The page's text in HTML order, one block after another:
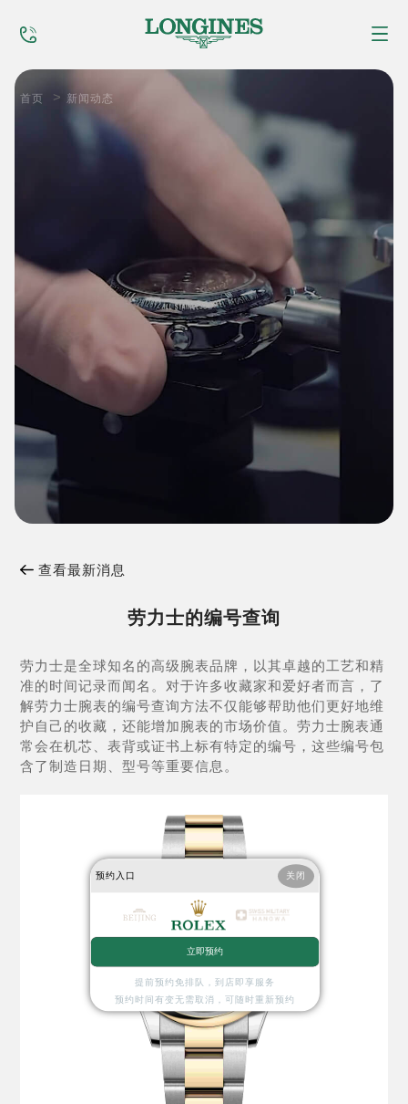
售后服务
全球维修
服务网点
首页 > 新闻动态
查看最新消息
劳力士的编号查询
劳力士是全球知名的高级腕表品牌，以其卓越的工艺和精
准的时间记录而闻名。对于许多收藏家和爱好者而言，了
解劳力士腕表的编号查询方法不仅能够帮助他们更好地维
护自己的收藏，还能增加腕表的市场价值。劳力士腕表通
常会在机芯、表背或证书上标有特定的编号，这些编号包
含了制造日期、型号等重要信息。
预约入口 关闭
立即预约
提前预约免排队，到店即享服务
预约时间有变无需取消，可随时重新预约